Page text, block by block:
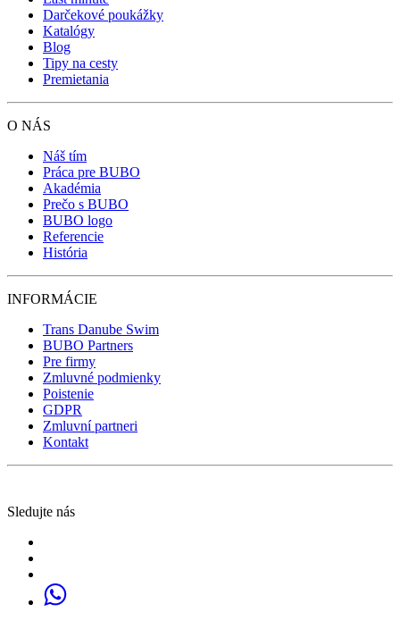
Darčekové poukážky
Katalógy
Blog
Tipy na cesty
Premietania
O NÁS
Náš tím
Práca pre BUBO
Akadémia
Prečo s BUBO
BUBO logo
Referencie
História
INFORMÁCIE
Trans Danube Swim
BUBO Partners
Pre firmy
Zmluvné podmienky
Poistenie
GDPR
Zmluvní partneri
Kontakt
Sledujte nás